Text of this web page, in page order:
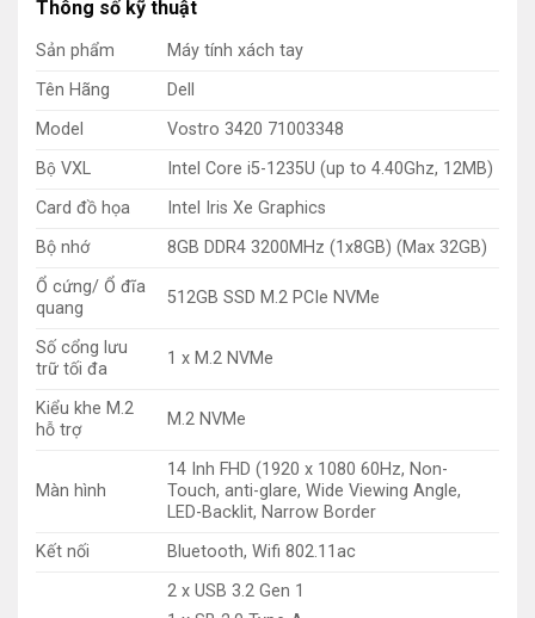
Thông số kỹ thuật
Sản phẩm
Máy tính xách tay
Tên Hãng
Dell
Model
Vostro 3420 71003348
Bộ VXL
Intel Core i5-1235U (up to 4.40Ghz, 12MB)
Card đồ họa
Intel Iris Xe Graphics
Bộ nhớ
8GB DDR4 3200MHz (1x8GB) (Max 32GB)
Ổ cứng/ Ổ đĩa
quang
512GB SSD M.2 PCIe NVMe
Số cổng lưu
trữ tối đa
1 x M.2 NVMe
Kiểu khe M.2
hỗ trợ
M.2 NVMe
Màn hình
14 Inh FHD (1920 x 1080 60Hz, Non-
Touch, anti-glare, Wide Viewing Angle,
LED-Backlit, Narrow Border
Kết nối
Bluetooth, Wifi 802.11ac
2 x USB 3.2 Gen 1